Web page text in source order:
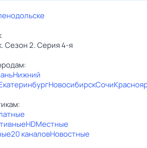
Сезон 2. Серия 4-я
Нижний
НовосибирскСочи
HDМестные
20 каналовНовостные